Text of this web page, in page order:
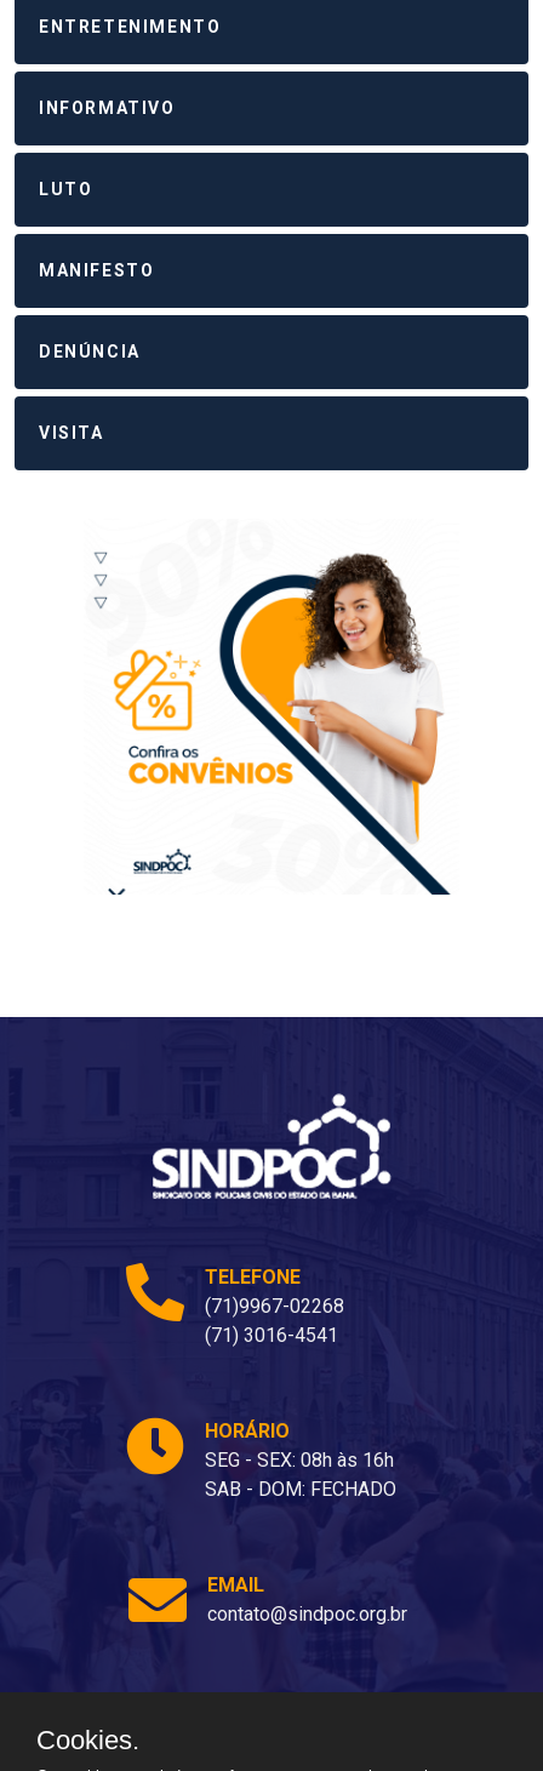
ENTRETENIMENTO
INFORMATIVO
LUTO
MANIFESTO
DENÚNCIA
VISITA
TELEFONE
(71)9967-02268
(71) 3016-4541
HORÁRIO
SEG - SEX: 08h às 16h
SAB - DOM: FECHADO
EMAIL
contato@sindpoc.org.br
Ladeira dos Barris, 80 - Barris, Salvador - BA, 40070-310
Cookies.